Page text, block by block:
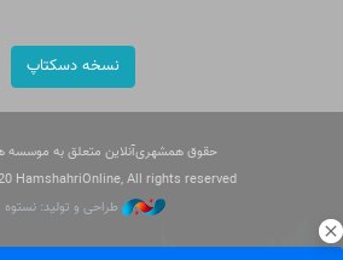
نسخه دسکتاپ
حقوق همشهری‌آنلاین متعلق به
HamshahriOnline, All rights reserved
طراحی و تولید: نستوه